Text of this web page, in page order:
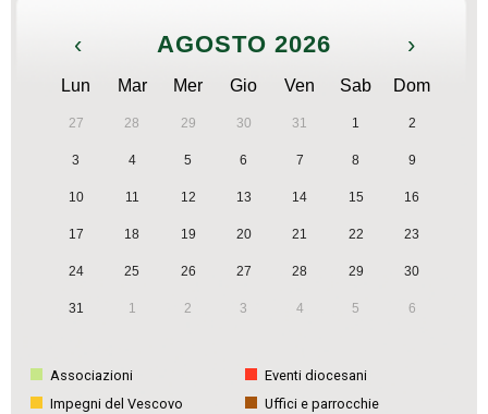
‹ AGOSTO 2026 ›
Lun Mar Mer Gio Ven Sab Dom
27 28 29 30 31 1 2
3 4 5 6 7 8 9
10 11 12 13 14 15 16
17 18 19 20 21 22 23
24 25 26 27 28 29 30
31 1 2 3 4 5 6
Associazioni
Eventi diocesani
Impegni del Vescovo
Uffici e parrocchie